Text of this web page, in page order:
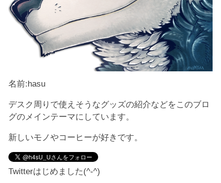
名前:hasu
デスク周りで使えそうなグッズの紹介などをこのブロ
グのメインテーマにしています。
新しいモノやコーヒーが好きです。
Twitterはじめました(^-^)